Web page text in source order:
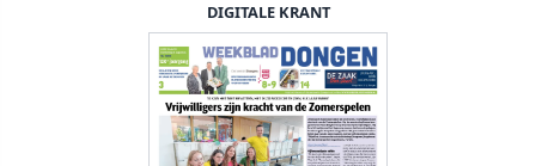
DIGITALE KRANT